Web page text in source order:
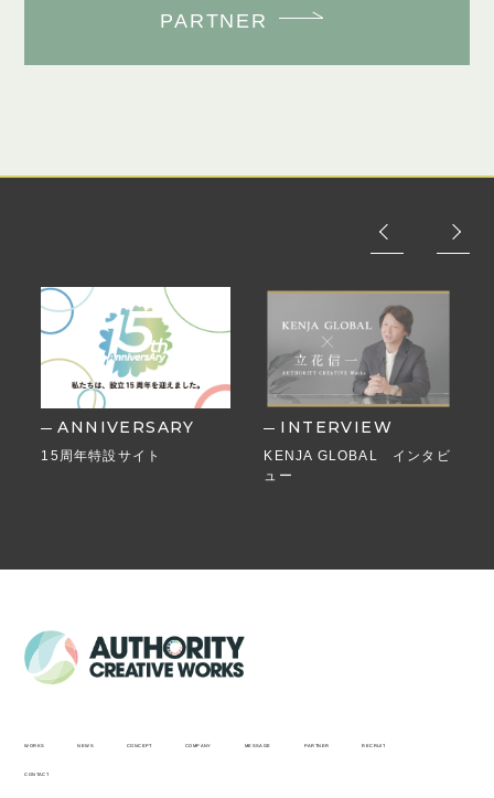
PARTNER
ANNIVERSARY
15周年特設サイト
INTERVIEW
KENJA GLOBAL インタビ
ュー
WORKS NEWS CONCEPT COMPANY MESSAGE PARTNER RECRUIT
CONTACT